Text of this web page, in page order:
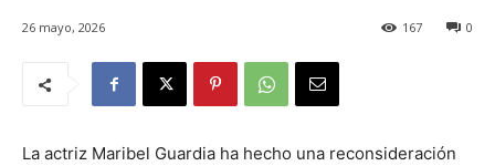
26 mayo, 2026 0
167
La actriz Maribel Guardia ha hecho una reconsideración